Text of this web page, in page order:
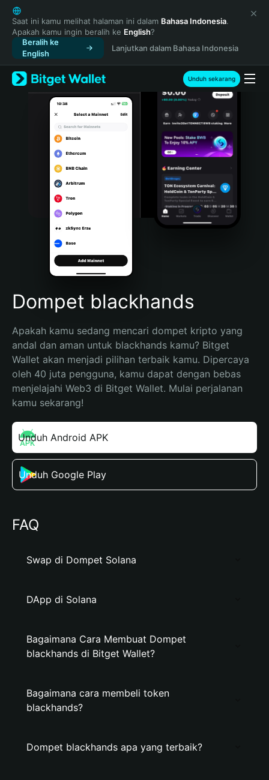
English
日本語
Tiếng Việt
Русский
Español (Latinoamérica)
Türkçe
Italiano
Português (Portugal)
Bahasa Indonesia
Português (Brasil)
Español (Argentina)
Saat ini kamu melihat halaman ini dalam Bahasa Indonesia.
Apakah kamu ingin beralih ke English?
Beralih ke
English
Lanjutkan dalam Bahasa Indonesia
Unduh sekarang
Dompet blackhands
Apakah kamu sedang mencari dompet kripto yang
andal dan aman untuk blackhands kamu? Bitget
Wallet akan menjadi pilihan terbaik kamu. Dipercaya
oleh 40 juta pengguna, kamu dapat dengan bebas
menjelajahi Web3 di Bitget Wallet. Mulai perjalanan
kamu sekarang!
Unduh Android APK
Unduh Google Play
FAQ
Swap di Dompet Solana
DApp di Solana
Bagaimana Cara Membuat Dompet
blackhands di Bitget Wallet?
Bagaimana cara membeli token
blackhands?
Dompet blackhands apa yang terbaik?